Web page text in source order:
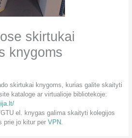
skirtukai
knygoms
skirtukai knygoms, kurias galite skaityti
kataloge ar virtualioje bibliotekoje:
el. knygas galima skaityti kolegijos
prie jo kitur per VPN.